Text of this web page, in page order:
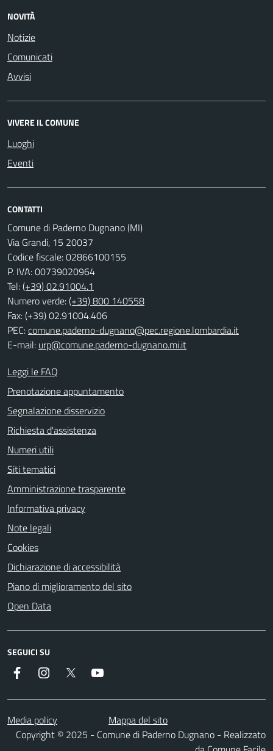
NOVITÀ
Notizie
Comunicati
Avvisi
VIVERE IL COMUNE
Luoghi
Eventi
CONTATTI
Comune di Paderno Dugnano (MI)
Via Grandi, 15 20037
Codice fiscale: 02866100155
P. IVA: 00739020964
Tel:(+39) 02.91004.1
Numero verde:(+39) 800 140558
Fax: (+39) 02.91004.406
PEC:comune.paderno-dugnano@pec.regione.lombardia.it
E-mail: urp@comune.paderno-dugnano.mi.it
Leggi le FAQ
Prenotazione appuntamento
Segnalazione disservizio
Richiesta d'assistenza
Numeri utili
Siti tematici
Amministrazione trasparente
Informativa privacy
Note legali
Cookies
Dichiarazione di accessibilità
Piano di miglioramento del sito
Open Data
SEGUICI SU
Facebook InstagramTwitter
Media policy
Mappa del sito
Copyright © 2025 - Comune di Paderno Dugnano - Realizzato